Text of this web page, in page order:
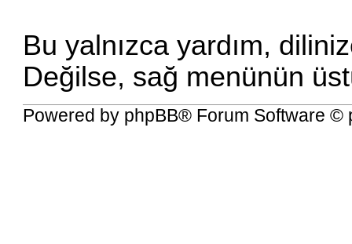
Bu yalnızca yardım,
Değilse, sağ menünün
Powered by phpBB® Forum Software ©